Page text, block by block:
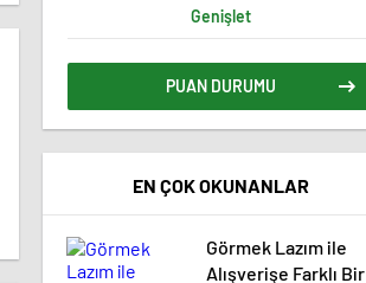
Genişlet
PUAN DURUMU
EN ÇOK OKUNANLAR
Görmek Lazım ile
Alışverişe Farklı Bir